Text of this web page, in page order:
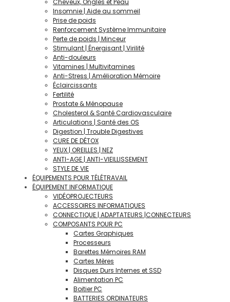
Cheveux, Ongles et Peau
Insomnie | Aide au sommeil
Prise de poids
Renforcement Système Immunitaire
Perte de poids | Minceur
Stimulant | Énergisant | Virilité
Anti-douleurs
Vitamines | Multivitamines
Anti-Stress | Amélioration Mémoire
Éclaircissants
Fertilité
Prostate & Ménopause
Cholesterol & Santé Cardiovasculaire
Articulations | Santé des OS
Digestion | Trouble Digestives
CURE DE DÉTOX
YEUX | OREILLES | NEZ
ANTI-AGE | ANTI-VIEILLISSEMENT
STYLE DE VIE
ÉQUIPEMENTS POUR TÉLÉTRAVAIL
ÉQUIPEMENT INFORMATIQUE
VIDÉOPROJECTEURS
ACCESSOIRES INFORMATIQUES
CONNECTIQUE | ADAPTATEURS |CONNECTEURS
COMPOSANTS POUR PC
Cartes Graphiques
Processeurs
Barettes Mémoires RAM
Cartes Mères
Disques Durs Internes et SSD
Alimentation PC
Boitier PC
BATTERIES ORDINATEURS